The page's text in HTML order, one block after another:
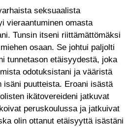
seksuaalista
vieraantuminen omasta
Tunsin itseni riittämättömäksi
osaan. Se johtui paljolti
tunnetason etäisyydestä, joka
odotuksistani ja vääristä
isäni puutteista. Eroani isästä
ikätovereideni jatkuvat
peruskoulussa ja jatkuivat
olin ottanut etäisyyttä isästäni